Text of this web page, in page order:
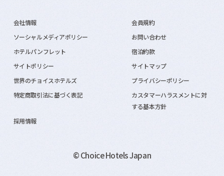
会社情報
会員規約
ソーシャルメディアポリシー
お問い合わせ
ホテルパンフレット
宿泊約款
サイトポリシー
サイトマップ
世界のチョイスホテルズ
プライバシーポリシー
特定商取引法に基づく表記
カスタマーハラスメントに対
する基本方針
採用情報
© Choice Hotels Japan